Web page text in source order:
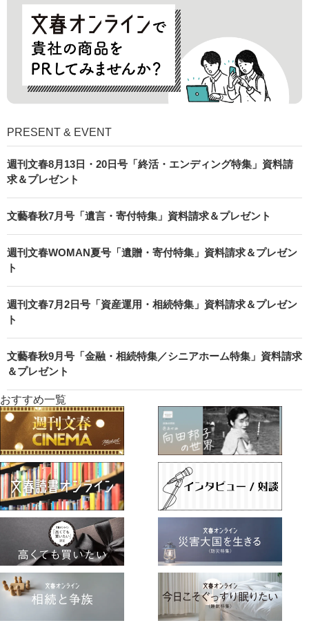
PRESENT & EVENT
週刊文春8月13日・20日号「終活・エンディング特集」資料請
求＆プレゼント
文藝春秋7月号「遺言・寄付特集」資料請求＆プレゼント
週刊文春WOMAN夏号「遺贈・寄付特集」資料請求＆プレゼン
ト
週刊文春7月2日号「資産運用・相続特集」資料請求＆プレゼン
ト
文藝春秋9月号「金融・相続特集／シニアホーム特集」資料請求
＆プレゼント
おすすめ一覧